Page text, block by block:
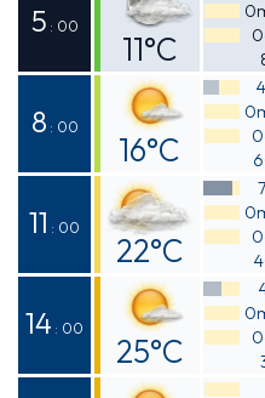
11°C
5 : 00
11°C
Odczuwalna
10°C
8 : 00
16°C
Odczuwalna
15°C
11 : 00
22°C
Odczuwalna
21°C
14 : 00
25°C
Odczuwalna